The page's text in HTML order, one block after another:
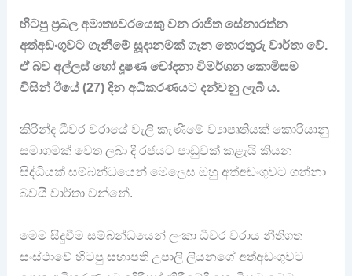
හිටපු ප්‍රබල අමාත්‍යවරයෙකු වන රාජිත සේනාරත්න
අත්අඩංගුවට ගැනීමේ සූදානමක් ගැන තොරතුරු වාර්තා වේ.
ඒ බව අල්ලස් හෝ දූෂණ චෝදනා විමර්ශන කොමිසම
විසින් ඊයේ (27) දින අධිකරණයට දන්වනු ලැබී ය.
කිරින්ද ධීවර වරායේ වැලි කැණීමේ ව්‍යාපෘතියක් කොරියානු
සමාගමක් වෙත ලබා දී රජයට පාඩුවක් කළැයි කියන
සිද්ධියක් සම්බන්ධයෙන් මෙලෙස ඔහු අත්අඩංගුවට ගන්නා
බවයි වාර්තා වන්නේ.
මෙම සිදුවීම සම්බන්ධයෙන් ලංකා ධීවර වරාය නීතිගත
සංස්ථාවේ හිටපු සභාපති උපාලි ලියනගේ අත්අඩංගුවට